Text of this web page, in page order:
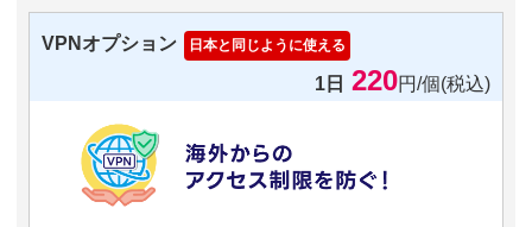
VPNオプション 日本と同じように使える
1日 220円/個(税込)